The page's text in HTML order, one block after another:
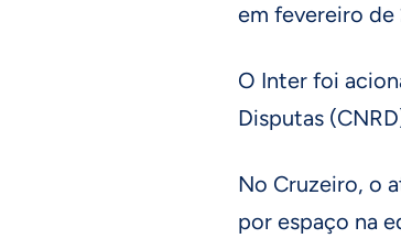
em fevereiro de
O Inter foi
Disputas
No Cruzeiro, o
por espaço na